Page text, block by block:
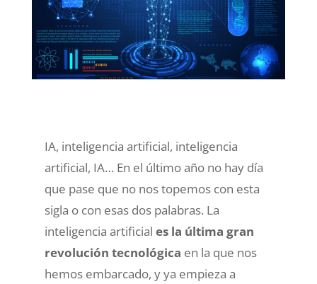
IA, inteligencia artificial, inteligencia
artificial, IA… En el último año no hay día
que pase que no nos topemos con esta
sigla o con esas dos palabras. La
inteligencia artificial es la última gran
revolución tecnológica en la que nos
hemos embarcado, y ya empieza a